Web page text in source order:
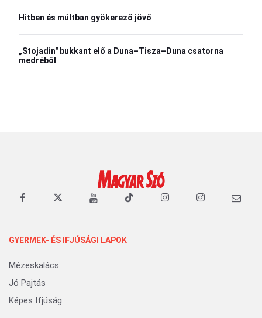
Hitben és múltban gyökerező jövő
„Stojadin" bukkant elő a Duna–Tisza–Duna csatorna
medréből
GYERMEK- ÉS IFJÚSÁGI LAPOK
Mézeskalács
Jó Pajtás
Képes Ifjúság